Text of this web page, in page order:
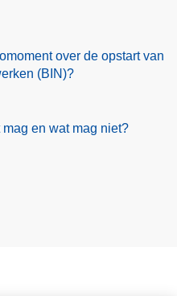
over de opstart van
(BIN)?
en wat mag niet?